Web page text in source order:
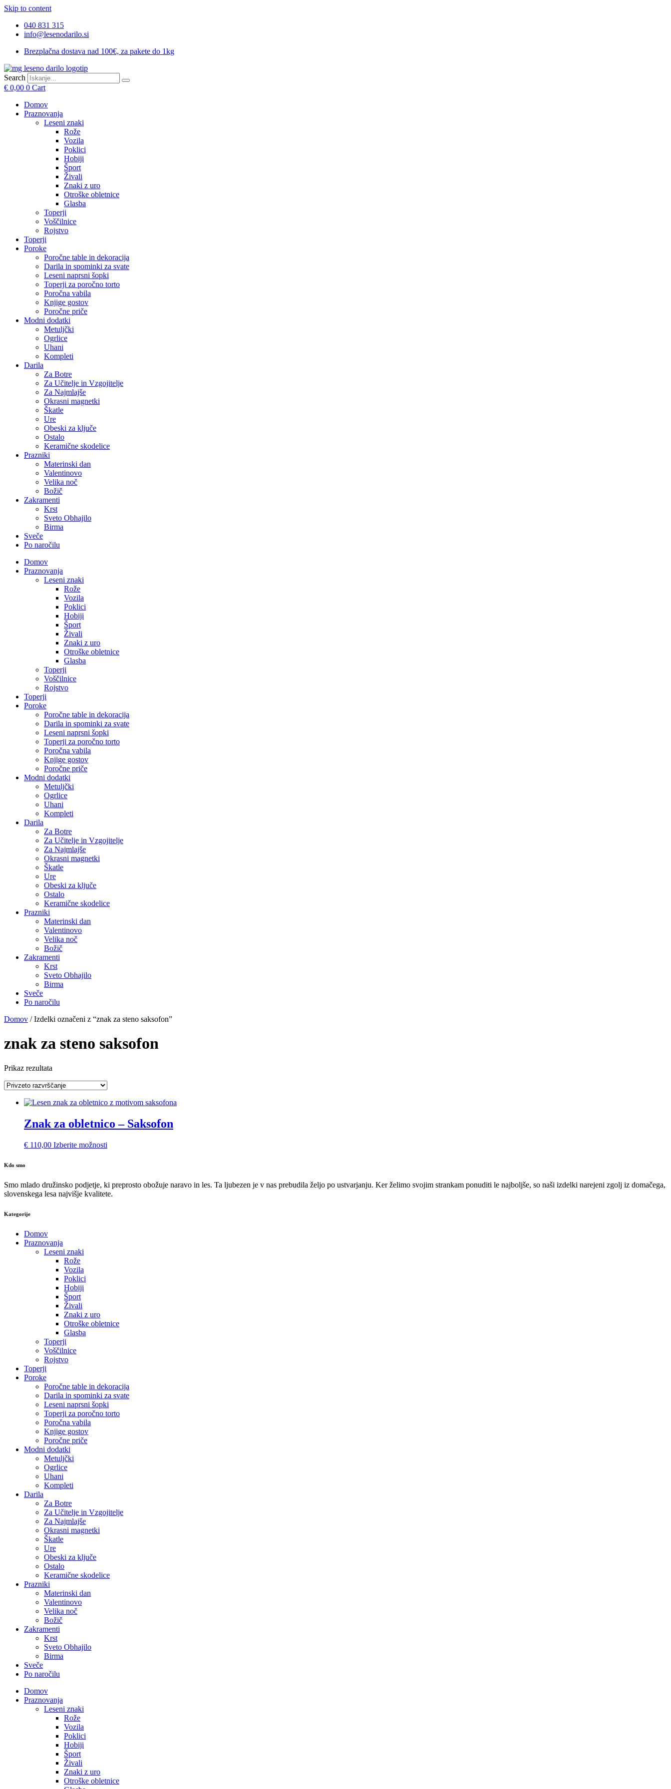
Skip to content
040 831 315
info@lesenodarilo.si
Brezplačna dostava nad 100€, za pakete do 1kg
Search
€ 0,00 0 Cart
Domov
Praznovanja
Leseni znaki
Rože
Vozila
Poklici
Hobiji
Šport
Živali
Znaki z uro
Otroške obletnice
Glasba
Toperji
Voščilnice
Rojstvo
Toperji
Poroke
Poročne table in dekoracija
Darila in spominki za svate
Leseni naprsni šopki
Toperji za poročno torto
Poročna vabila
Knjige gostov
Poročne priče
Modni dodatki
Metuljčki
Ogrlice
Uhani
Kompleti
Darila
Za Botre
Za Učitelje in Vzgojitelje
Za Najmlajše
Okrasni magnetki
Škatle
Ure
Obeski za ključe
Ostalo
Keramične skodelice
Prazniki
Materinski dan
Valentinovo
Velika noč
Božič
Zakramenti
Krst
Sveto Obhajilo
Birma
Sveče
Po naročilu
Domov
Praznovanja
Leseni znaki
Rože
Vozila
Poklici
Hobiji
Šport
Živali
Znaki z uro
Otroške obletnice
Glasba
Toperji
Voščilnice
Rojstvo
Toperji
Poroke
Poročne table in dekoracija
Darila in spominki za svate
Leseni naprsni šopki
Toperji za poročno torto
Poročna vabila
Knjige gostov
Poročne priče
Modni dodatki
Metuljčki
Ogrlice
Uhani
Kompleti
Darila
Za Botre
Za Učitelje in Vzgojitelje
Za Najmlajše
Okrasni magnetki
Škatle
Ure
Obeski za ključe
Ostalo
Keramične skodelice
Prazniki
Materinski dan
Valentinovo
Velika noč
Božič
Zakramenti
Krst
Sveto Obhajilo
Birma
Sveče
Po naročilu
Domov / Izdelki označeni z “znak za steno saksofon”
znak za steno saksofon
Prikaz rezultata
Znak za obletnico – Saksofon
€ 110,00 Izberite možnosti
Kdo smo
Smo mlado družinsko podjetje, ki preprosto obožuje naravo in les. Ta ljubezen je v nas prebudila željo po ustvarjanju. Ker želimo svojim strankam ponuditi le najboljše, so naši izdelki narejeni zgolj iz domačega,
slovenskega lesa najvišje kvalitete.
Kategorije
Domov
Praznovanja
Leseni znaki
Rože
Vozila
Poklici
Hobiji
Šport
Živali
Znaki z uro
Otroške obletnice
Glasba
Toperji
Voščilnice
Rojstvo
Toperji
Poroke
Poročne table in dekoracija
Darila in spominki za svate
Leseni naprsni šopki
Toperji za poročno torto
Poročna vabila
Knjige gostov
Poročne priče
Modni dodatki
Metuljčki
Ogrlice
Uhani
Kompleti
Darila
Za Botre
Za Učitelje in Vzgojitelje
Za Najmlajše
Okrasni magnetki
Škatle
Ure
Obeski za ključe
Ostalo
Keramične skodelice
Prazniki
Materinski dan
Valentinovo
Velika noč
Božič
Zakramenti
Krst
Sveto Obhajilo
Birma
Sveče
Po naročilu
Domov
Praznovanja
Leseni znaki
Rože
Vozila
Poklici
Hobiji
Šport
Živali
Znaki z uro
Otroške obletnice